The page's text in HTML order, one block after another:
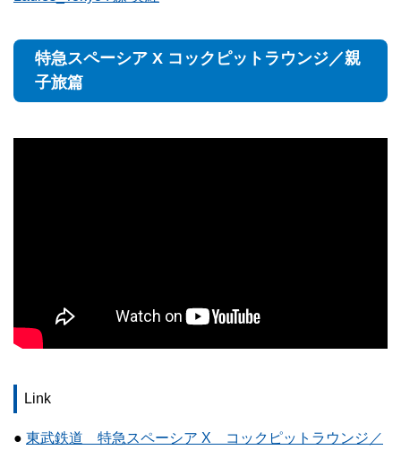
特急スペーシア X コックピットラウンジ／親
子旅篇
Link
● 東武鉄道 特急スペーシア X コックピットラウンジ／